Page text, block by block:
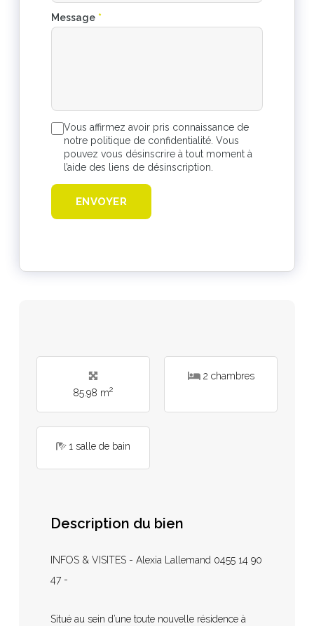
85.98 m2
2 chambres
1 salle de bain
Description du bien
INFOS & VISITES - Alexia Lallemand 0455 14 90
47 -
Situé au sein d’une toute nouvelle résidence à
Message *
Vous affirmez avoir pris connaissance de
notre politique de confidentialité. Vous
pouvez vous désinscrire à tout moment à
l’aide des liens de désinscription.
ENVOYER